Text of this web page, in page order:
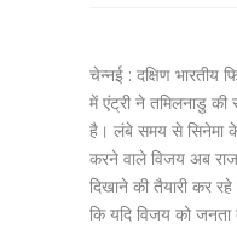
चेन्नई : दक्षिण भारतीय
में एंट्री ने तमिलनाडु की
है। लंबे समय से सिनेमा के
करने वाले विजय अब
दिखाने की तैयारी कर
कि यदि विजय को